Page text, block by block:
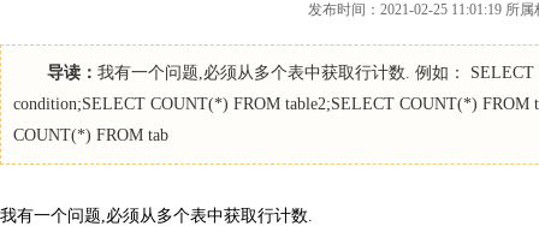
发布时间：2021-02-25 11:01:19 所
导读： 我有一个问题,必须从多个表中获取行计数. 例如： SELECT
condition;SELECT COUNT(*) FROM table2;SELECT COUNT(*)
COUNT(*) FROM tab
我有一个问题,必须从多个表中获取行计数.